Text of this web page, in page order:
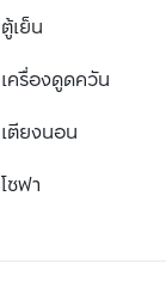
ตู้เย็น
เครื่องดูดควัน
เตียงนอน
โซฟา